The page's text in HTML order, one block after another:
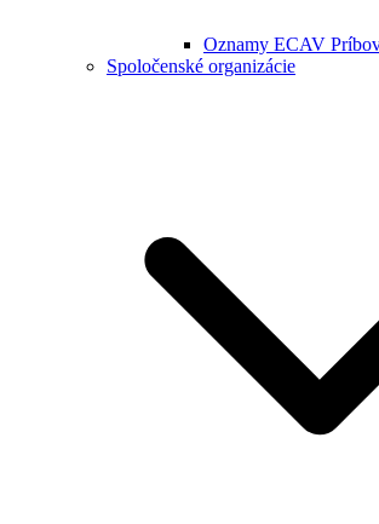
Oznamy ECAV
Spoločenské organizácie